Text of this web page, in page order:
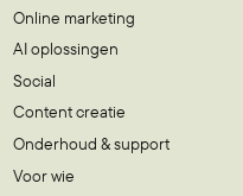
Online marketing
AI oplossingen
Social
Content creatie
Onderhoud & support
Voor wie